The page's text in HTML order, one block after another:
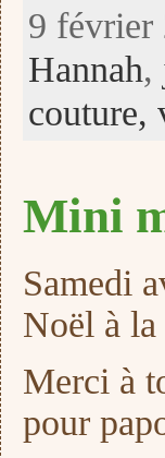
9 février
Hannah,
couture,
Mini
Samedi
Noël à
Merci à
pour